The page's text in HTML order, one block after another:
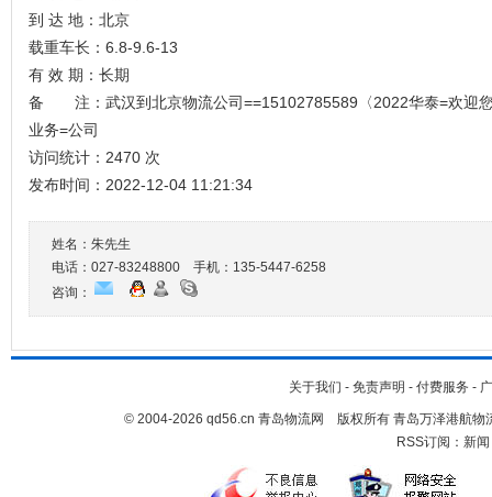
到 达 地：北京
载重车长：6.8-9.6-13
有 效 期：长期
备 注：武汉到北京物流公司==15102785589〈2022华泰=欢迎
业务=公司
访问统计：2470 次
发布时间：2022-12-04 11:21:34
姓名：朱先生
电话：027-83248800 手机： 135-5447-6258
咨询：
关于我们 - 免责声明 - 付费服务 -
© 2004-2026 qd56.cn 青岛物流网 版权所有 青岛万泽港航物
RSS订阅： 新闻